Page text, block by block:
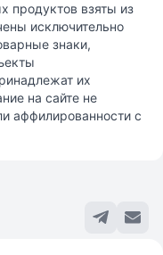
продуктов взяты из
исключительно
знаки,
их
на сайте не
аффилированности с